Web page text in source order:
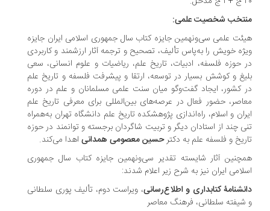
شخصیت علمی:
علمی سی‌ونهمین جایزه کتاب سال جمهوری اسلامی ایران جایزه
خویش را به‌پاس تألیف، تصحیح و ترجمه آثار ارزشمند و کاربردی
حوزه فلسفه، ادبیات، تاریخ علم، ریاضیات و علوم انسانی، سعی
و کوشش بسیار در توسعه، ارتقا و پیشرفت فلسفه و تاریخ علم
کشور، ایجاد گفت‌وگو میان سنت علمی مسلمانان و علم در دوره
حضور فعال در عرصه‌های بین‌المللی برای معرفی تاریخ علم
و اسلام، راه‌اندازی پژوهشکده تاریخ علم دانشگاه تهران به‌همراه
چند از استادان دیگر و تربیت شاگردان برجسته و توانمند در حوزه
و فلسفه علم به دکترحسین معصومی همدانیاهدا می‌کند.
آثار شایسته تقدیر سی‌ونهمین جایزه کتاب سال جمهوری
ایران نیز به شرح زیر اعلام شدند:
کتابداری و اطلاع‌رسانی، ویراست دوم، تألیف پوری سلطانی
سلطانی، فرهنگ معاصر